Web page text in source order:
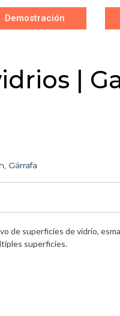
Demostración
|
Gárrafa
de superficies de vidrio,
superficies.